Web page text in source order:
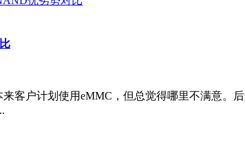
客户计划使用eMMC，但总觉得哪里不满意。